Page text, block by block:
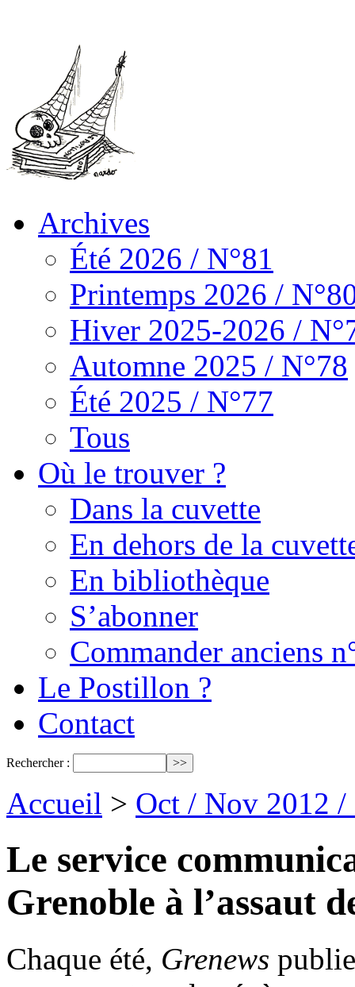
Archives
Été 2026 / N°81
Printemps 2026 /
Hiver 2025-2026 /
Automne 2025 / N°78
Été 2025 / N°77
Tous
Où le trouver ?
Dans la cuvette
En dehors de la
En bibliothèque
S’abonner
Commander anciens
Le Postillon ?
Contact
Rechercher :
Accueil > Oct / Nov 2012 /
Le service
Grenoble à l’assaut
Chaque été, Grenews